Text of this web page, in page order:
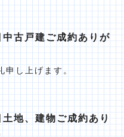
古戸建ご成約ありが
申し上げます。
地、建物ご成約あり